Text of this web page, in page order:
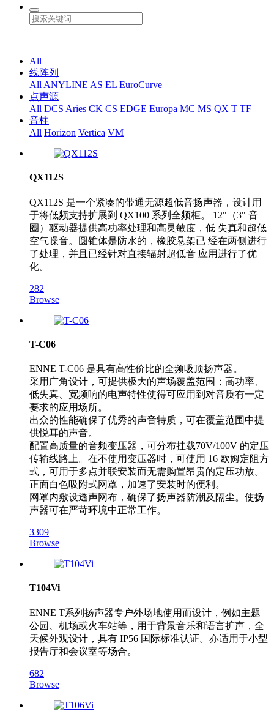
All
线阵列
All ANYLINE AS EL EuroCurve
点声源
All DCS Aries CK CS EDGE Europa MC MS QX T TF
音柱
All Horizon Vertica VM
QX112S
QX112S 是一个紧凑的带通无源超低音扬声器，设计用
于将低频支持扩展到 QX100 系列全频柜。 12"（3" 音
圈）驱动器提供高功率处理和高灵敏度，低 失真和超低
空气噪音。圆锥体是防水的，橡胶悬架已 经在两侧进行
了处理，并且已经针对直接辐射超低音 应用进行了优
化。
282
Browse
T-C06
ENNE T-C06 是具有高性价比的全频吸顶扬声器。
采用广角设计，可提供极大的声场覆盖范围；高功率、
低失真、宽频响的电声特性使得可应用到对音质有一定
要求的应用场所。
出众的性能确保了优秀的声音特质，可在覆盖范围中提
供悦耳的声音。
配置高质量的音频变压器，可分布挂载70V/100V 的定压
传输线路上。在不使用变压器时，可使用 16 欧姆定阻方
式，可用于多点并联安装而无需购置昂贵的定压功放。
正面白色吸附式网罩，加速了安装时的便利。
网罩内敷设透声网布，确保了扬声器防潮及隔尘。使扬
声器可在严苛环境中正常工作。
3309
Browse
T104Vi
ENNE T系列扬声器专户外场地使用而设计，例如主题
公园、机场或火车站等，用于背景音乐和语言扩声，全
天候外观设计，具有 IP56 国际标准认证。亦适用于小型
报告厅和会议室等场合。
682
Browse